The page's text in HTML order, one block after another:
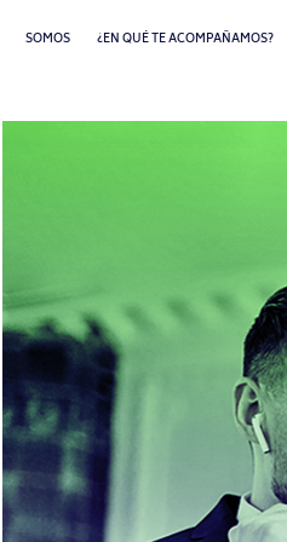
SOMOS ¿EN QUÉ TE ACOMPAÑAMOS?